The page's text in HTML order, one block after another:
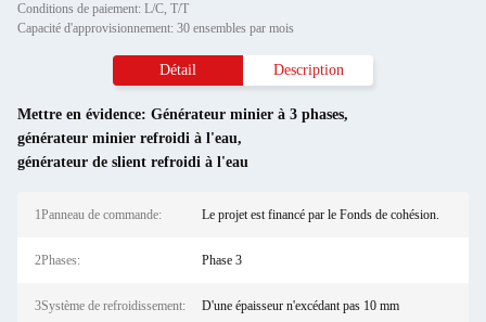
Conditions de paiement: L/C, T/T
Capacité d'approvisionnement: 30 ensembles par mois
Détail Description
Mettre en évidence: Générateur minier à 3 phases,
générateur minier refroidi à l'eau,
générateur de slient refroidi à l'eau
1Panneau de commande: Le projet est financé par le Fonds de cohésion.
2Phases: Phase 3
3Système de refroidissement: D'une épaisseur n'excédant pas 10 mm